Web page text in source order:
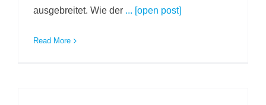
ausgebreitet. Wie der ... [open post]
Read More